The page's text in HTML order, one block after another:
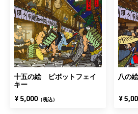
十五の絵 ピボットフェイ
キー
¥ 5,000 （税込）
八の
¥